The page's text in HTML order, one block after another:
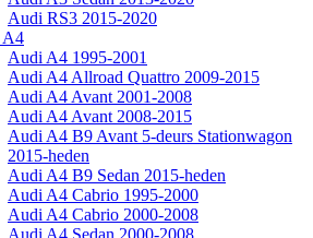
Audi RS3 2015-2020
A4
Audi A4 1995-2001
Audi A4 Allroad Quattro 2009-2015
Audi A4 Avant 2001-2008
Audi A4 Avant 2008-2015
Audi A4 B9 Avant 5-deurs Stationwagon
2015-heden
Audi A4 B9 Sedan 2015-heden
Audi A4 Cabrio 1995-2000
Audi A4 Cabrio 2000-2008